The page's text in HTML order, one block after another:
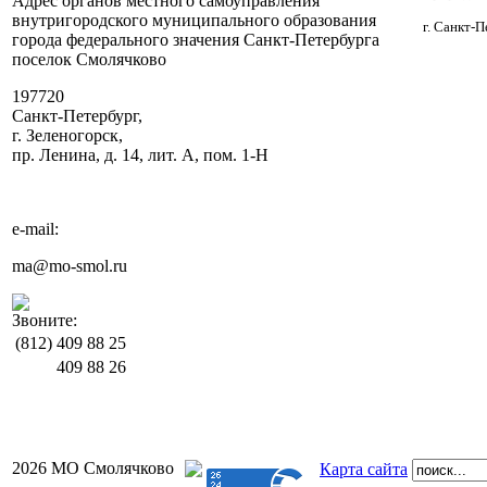
внутригородского муниципального образования
города федерального значения Санкт-Петербурга
поселок Смолячково
197720
Санкт-Петербург,
г. Зеленогорск,
пр. Ленина, д. 14, лит. А, пом. 1-Н
e-mail:
ma@mo-smol.ru
Звоните:
(812) 409 88 25
409 88 26
г. Санкт-
2026 МО Смолячково Карта сайта